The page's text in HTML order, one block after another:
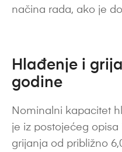
načina rada, ako je
Hlađenje i
godine
Nominalni kapacitet
je iz postojećeg
grijanja od približno